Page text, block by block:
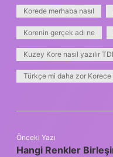
Korede merhaba nasıl
Korenin gerçek adı ne
Kuzey Kore nasıl yazılır
Türkçe mi daha zor Korece
Önceki Yazı
Hangi Renkler